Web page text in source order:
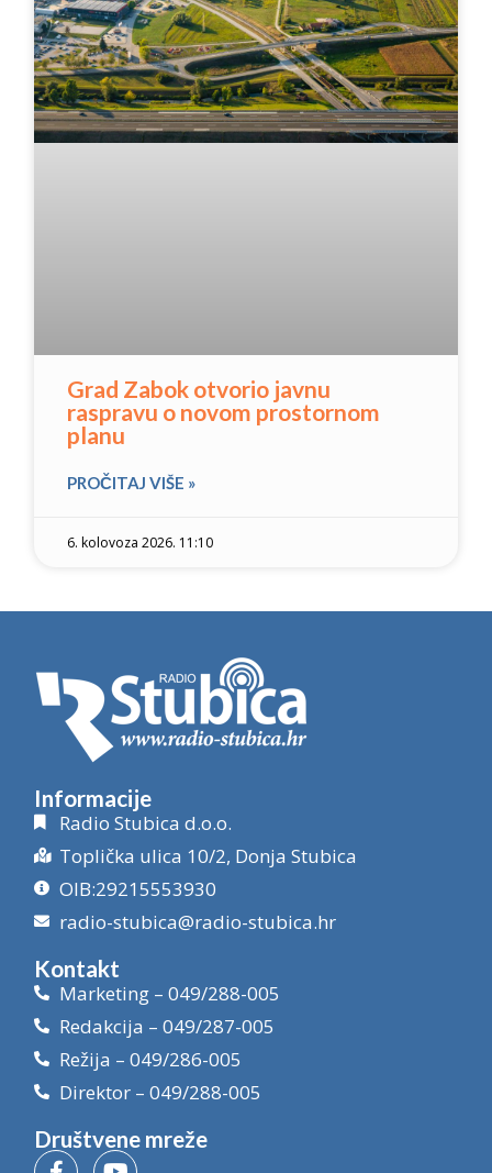
Grad Zabok otvorio javnu
raspravu o novom prostornom
planu
PROČITAJ VIŠE »
6. kolovoza 2026. 11:10
Informacije
Radio Stubica d.o.o.
Toplička ulica 10/2, Donja Stubica
OIB:29215553930
radio-stubica@radio-stubica.hr
Kontakt
Marketing – 049/288-005
Redakcija – 049/287-005
Režija – 049/286-005
Direktor – 049/288-005
Društvene mreže